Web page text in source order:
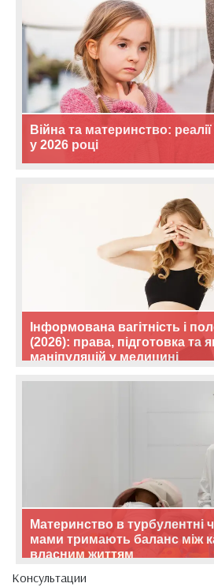
Війна та материнство:
у 2026 році
Інформована вагітність і
(2026): права, підготовка та
маніпуляцій у медицині
Материнство в турбулентні
мами тримають баланс між
власним життям
Консультации